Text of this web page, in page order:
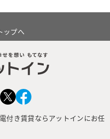
ップへ
付き賃貸ならアットインにお任